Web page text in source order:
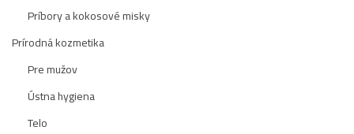
Príbory a kokosové misky
Prírodná kozmetika
Pre mužov
Ústna hygiena
Telo